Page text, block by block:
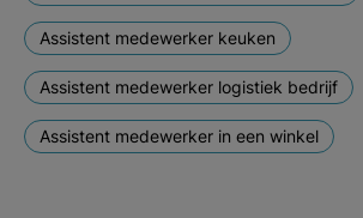
Assistent medewerker keuken
Assistent medewerker logistiek bedrijf
Assistent medewerker in een winkel